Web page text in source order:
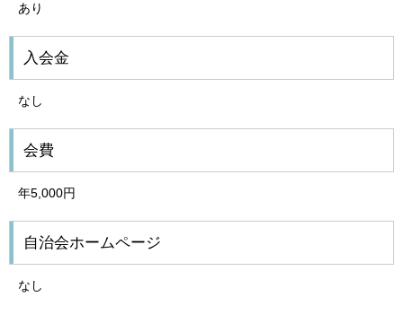
あり
入会金
なし
会費
年5,000円
自治会ホームページ
なし